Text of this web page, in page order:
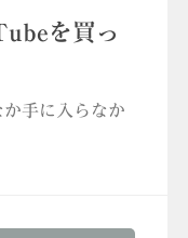
を買っ
手に入らなか